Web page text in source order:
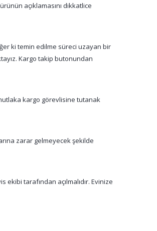
açıklamasını dikkatlice
ki temin edilme süreci uzayan bir
Kargo takip butonundan
kargo görevlisine tutanak
zarar gelmeyecek şekilde
tarafından açılmalıdır. Evinize